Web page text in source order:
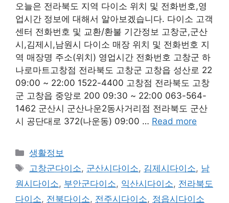
오늘은 전라북도 지역 다이소 위치 및 전화번호,영
업시간 정보에 대해서 알아보겠습니다. 다이소 고객
센터 전화번호 및 교환/환불 기간정보 고창군,군산
시,김제시,남원시 다이소 매장 위치 및 전화번호 지
역 매장명 주소(위치) 영업시간 전화번호 고창군 하
나로마트고창점 전라북도 고창군 고창읍 성산로 22
09:00 ~ 22:00 1522-4400 고창점 전라북도 고창
군 고창읍 중앙로 200 09:30 ~ 22:00 063-564-
1462 군산시 군산나운2동사거리점 전라북도 군산
시 공단대로 372(나운동) 09:00 … Read more
Categories
생활정보
Tags
고창군다이소, 군산시다이소, 김제시다이소, 남
원시다이소, 부안군다이소, 익산시다이소, 전라북도
다이소, 전북다이소, 전주시다이소, 정읍시다이소